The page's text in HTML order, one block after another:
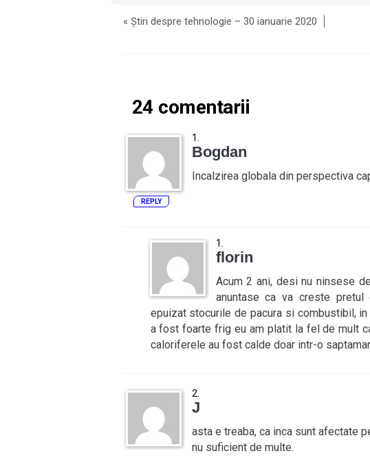
« Știri despre tehnologie – 30 ianuarie 2020
24 comentarii
Bogdan
Incalzirea globala din perspectiva
REPLY
florin
Acum 2 ani, desi nu ninsese
anuntase ca va creste
epuizat stocurile de pacura si combustibil,
a fost foarte frig eu am platit la fel de mult
caloriferele au fost calde doar intr-o
J
asta e treaba, ca inca sunt afectate
nu suficient de multe.